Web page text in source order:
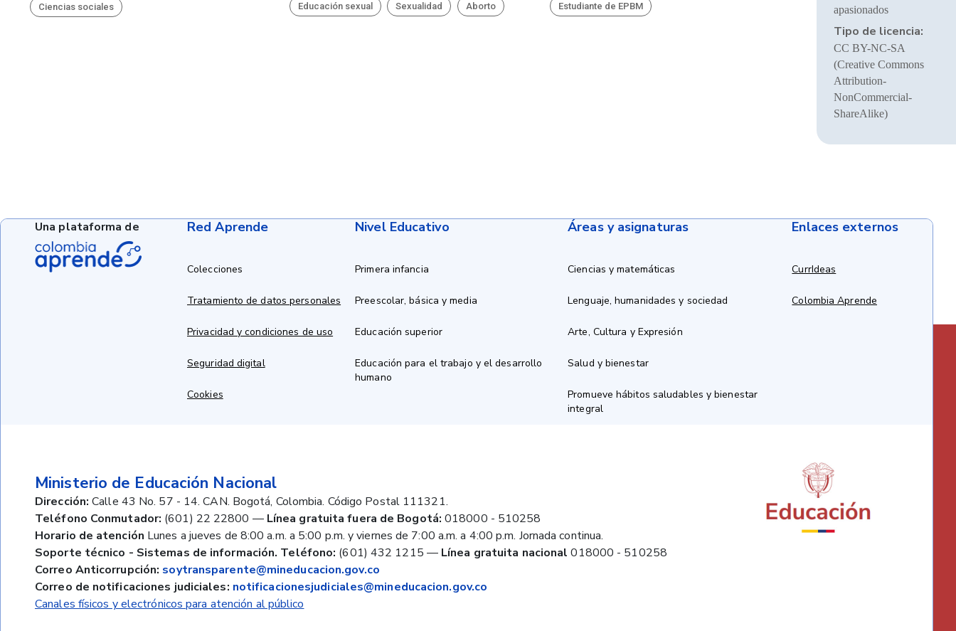
Ciencias sociales Educación sexual Sexualidad Aborto Estudiante de EPBM
apasionados
Tipo de licencia:
CC BY-NC-SA
(Creative Commons
Attribution-
NonCommercial-
ShareAlike)
Red Aprende
Colecciones
Tratamiento de datos personales
Privacidad y condiciones de uso
Seguridad digital
Cookies
Nivel Educativo
Primera infancia
Preescolar, básica y media
Educación superior
Educación para el trabajo y el desarrollo
humano
Áreas y asignaturas
Ciencias y matemáticas
Lenguaje, humanidades y sociedad
Arte, Cultura y Expresión
Salud y bienestar
Promueve hábitos saludables y bienestar
integral
Enlaces externos
CurrIdeas
Colombia Aprende
Ministerio de Educación Nacional
Dirección: Calle 43 No. 57 - 14. CAN. Bogotá, Colombia. Código Postal 111321.
Teléfono Conmutador: (601) 22 22800 — Línea gratuita fuera de Bogotá: 018000 - 510258
Horario de atención Lunes a jueves de 8:00 a.m. a 5:00 p.m. y viernes de 7:00 a.m. a 4:00 p.m. Jornada continua.
Soporte técnico - Sistemas de información. Teléfono: (601) 432 1215 — Línea gratuita nacional 018000 - 510258
Correo Anticorrupción: soytransparente@mineducacion.gov.co
Correo de notificaciones judiciales: notificacionesjudiciales@mineducacion.gov.co
Canales físicos y electrónicos para atención al público
Una plataforma de